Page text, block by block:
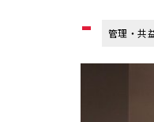
- 管理・共